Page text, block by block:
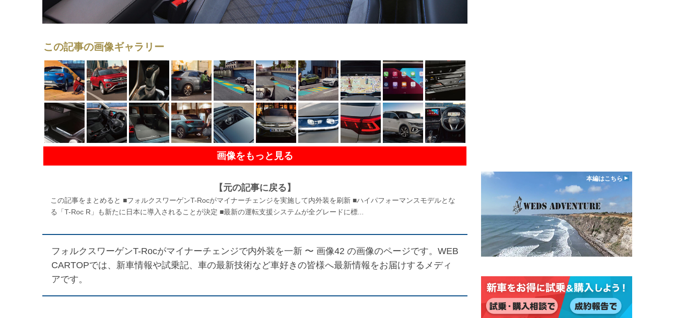
この記事の画像ギャラリー
画像をもっと見る
【元の記事に戻る】
この記事をまとめると ■フォルクスワーゲンT-Rocがマイナーチェンジを実施して内外装を刷新 ■ハイパフォーマンスモデルとな
る「T-Roc R」も新たに日本に導入されることが決定 ■最新の運転支援システムが全グレードに標...
フォルクスワーゲンT-Rocがマイナーチェンジで内外装を一新 〜 画像42 の画像のページです。WEB
CARTOPでは、新車情報や試乗記、車の最新技術など車好きの皆様へ最新情報をお届けするメディ
アです。
本編はこちら